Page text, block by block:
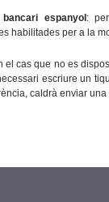
espanyol :
habilitades per a la
el cas que no es
escriure un
caldrà enviar